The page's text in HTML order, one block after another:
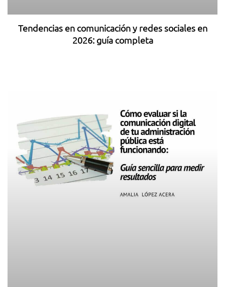
Tendencias en comunicación y redes sociales en
2026: guía completa